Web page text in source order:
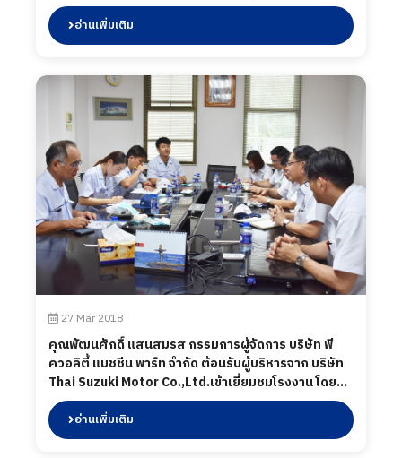
อ่านเพิ่มเติม
27 Mar 2018
คุณพัฒนศักดิ์ แสนสมรส กรรมการผู้จัดการ บริษัท พี
ควอลิตี้ แมชชีน พาร์ท จำกัด ต้อนรับผู้บริหารจาก บริษัท
Thai Suzuki Motor Co.,Ltd.เข้าเยี่ยมชมโรงงาน โดย
ทางบริษัทได้นำเสนอผลิตภัณฑ์ต่างๆ ที่ทางบริษัทผลิต
รวมทั้งเข้าชม กระบวนการผลิต ในส่วนของโรงงาน, ไลน์
ผลิต, ห้องปฏิบัติการทดสอบ เมื่อวันที่ 27 มีนาคม
อ่านเพิ่มเติม